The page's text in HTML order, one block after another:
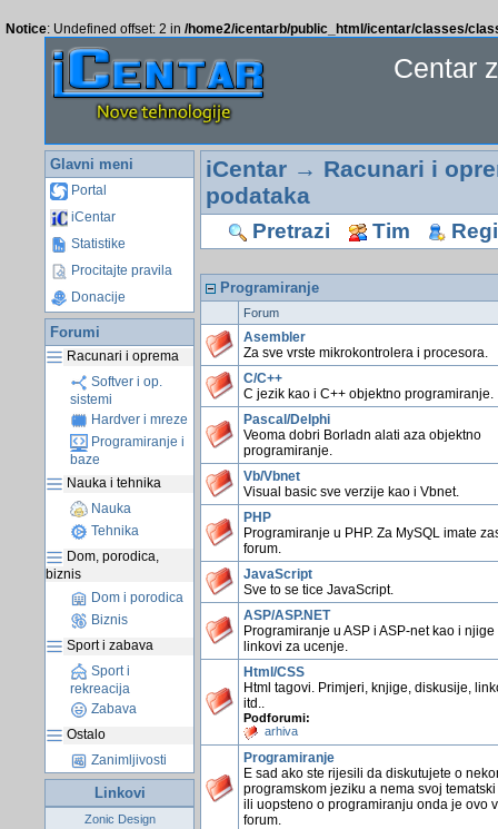
Notice: Undefined offset: 2 in /home2/icentarb/public_html/icentar/classes/
Centar
Glavni meni
Portal
iCentar
Statistike
Procitajte pravila
Donacije
Forumi
Racunari i oprema
Softver i op.
sistemi
Hardver i mreze
Programiranje i
baze
Nauka i tehnika
Nauka
Tehnika
Dom, porodica,
biznis
Dom i porodica
Biznis
Sport i zabava
Sport i
rekreacija
Zabava
Ostalo
Zanimljivosti
Linkovi
Zonic Design
iCentar→ Racunari i
podataka
Pretrazi Tim
Programiranje
Forum
Asembler
Za sve vrste mikrokontrolera i procesora.
C/C++
C jezik kao i C++ objektno programiranje.
Pascal/Delphi
Veoma dobri Borladn alati aza objektno
programiranje.
Vb/Vbnet
Visual basic sve verzije kao i Vbnet.
PHP
Programiranje u PHP. Za MySQL imate
forum.
JavaScript
Sve to se tice JavaScript.
ASP/ASP.NET
Programiranje u ASP i ASP-net kao i njige
linkovi za ucenje.
Html/CSS
Html tagovi. Primjeri, knjige, diskusije,
itd..
Podforumi:
arhiva
Programiranje
E sad ako ste rijesili da diskutujete o
programskom jeziku a nema svoj tematski
ili uopsteno o programiranju onda je ovo
forum.